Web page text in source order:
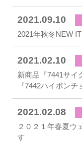
2021.09.10
2021年秋冬NEW
2021.02.10
新商品『7441サイ
『7442ハイポン
2021.02.08
２０２１年春夏ウ
す